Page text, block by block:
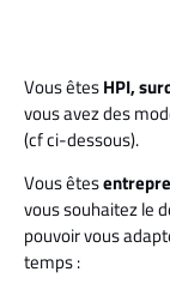
Vous êtesHPI,
vous avez des
(cf ci-dessous).
Vous êtes
vous souhaitez le
pouvoir vous
temps :